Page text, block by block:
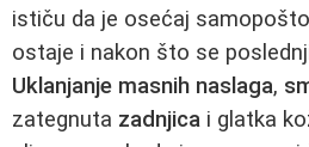
ističu da je osećaj
ostaje i nakon što se
Uklanjanje masnih naslaga,
zategnuta zadnjica i glatka